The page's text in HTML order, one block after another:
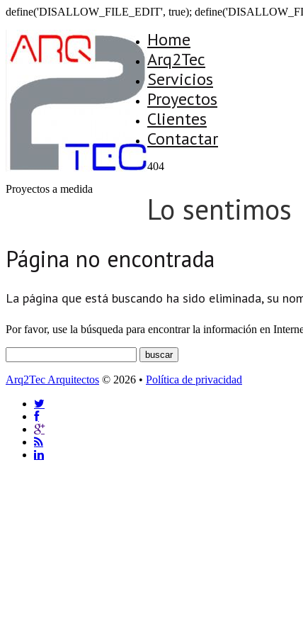
define('DISALLOW_FILE_EDIT', true);
Proyectos a medida
Home
Arq2Tec
Servicios
Proyectos
Clientes
Contactar
404
Lo sentimos
Página no encontrada
La página que está buscando ha sido eliminada, su
Por favor, use la búsqueda para encontrar la información en
Arq2Tec Arquitectos © 2026 • Política de privacidad